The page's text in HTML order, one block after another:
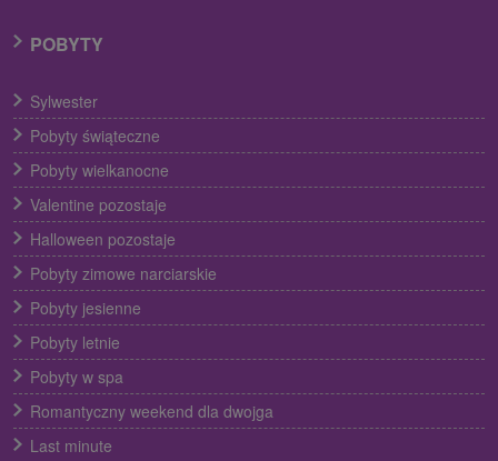
POBYTY
Sylwester
Pobyty świąteczne
Pobyty wielkanocne
Valentine pozostaje
Halloween pozostaje
Pobyty zimowe narciarskie
Pobyty jesienne
Pobyty letnie
Pobyty w spa
Romantyczny weekend dla dwojga
Last minute